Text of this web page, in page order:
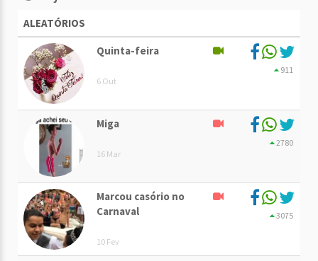
ALEATÓRIOS
Quinta-feira
6 Out
911
Miga
16 Mar
2780
Marcou casório no
Carnaval
10 Fev
3075